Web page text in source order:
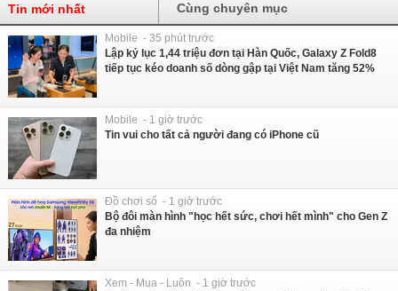
Tin mới nhất Cùng chuyên mục
Mobile - 35 phút trước
Lập kỷ lục 1,44 triệu đơn tại Hàn Quốc, Galaxy Z Fold8
tiếp tục kéo doanh số dòng gập tại Việt Nam tăng 52%
Mobile - 1 giờ trước
Tin vui cho tất cả người đang có iPhone cũ
Đồ chơi số - 1 giờ trước
Bộ đôi màn hình "học hết sức, chơi hết mình" cho Gen Z
đa nhiệm
Xem - Mua - Luôn - 1 giờ trước